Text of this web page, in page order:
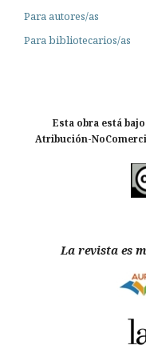
Para autores/as
Para bibliotecarios/as
Esta obra está
Atribución-
La revista es